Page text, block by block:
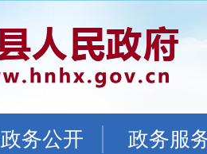
政务公开 政务服